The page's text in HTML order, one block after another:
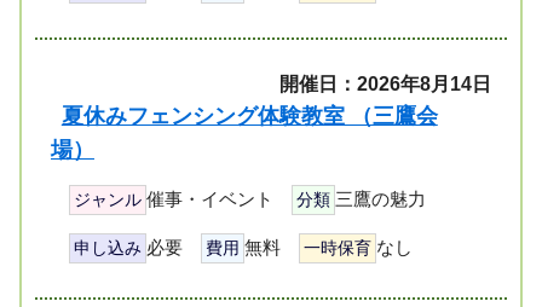
開催日：2026年8月14日
夏休みフェンシング体験教室 （三鷹会
場）
ジャンル 催事・イベント 分類 三鷹の魅力
申し込み 必要 費用 無料 一時保育 なし